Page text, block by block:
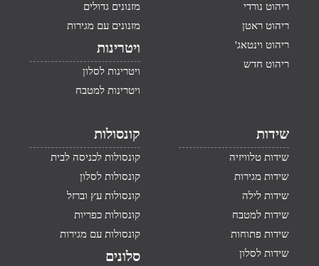
ריהוט נורדי
ריהוט ראטן
ריהוט וינטאג'
ריהוט חדש
מזנונים גדולים
מזנונים עם מגירות
ויטרינות
ויטרינות לסלון
ויטרינות למטבח
שידות
שידות טלוויזיה
שידות מגירות
שידות לילה
שידות למטבח
שידות פתוחות
שידות לסלון
קונסולות
קונסולות לכניסה לבית
קונסולות לסלון
קונסולות עץ וברזל
קונסולות כפריות
קונסולות עם מגירות
סלונים